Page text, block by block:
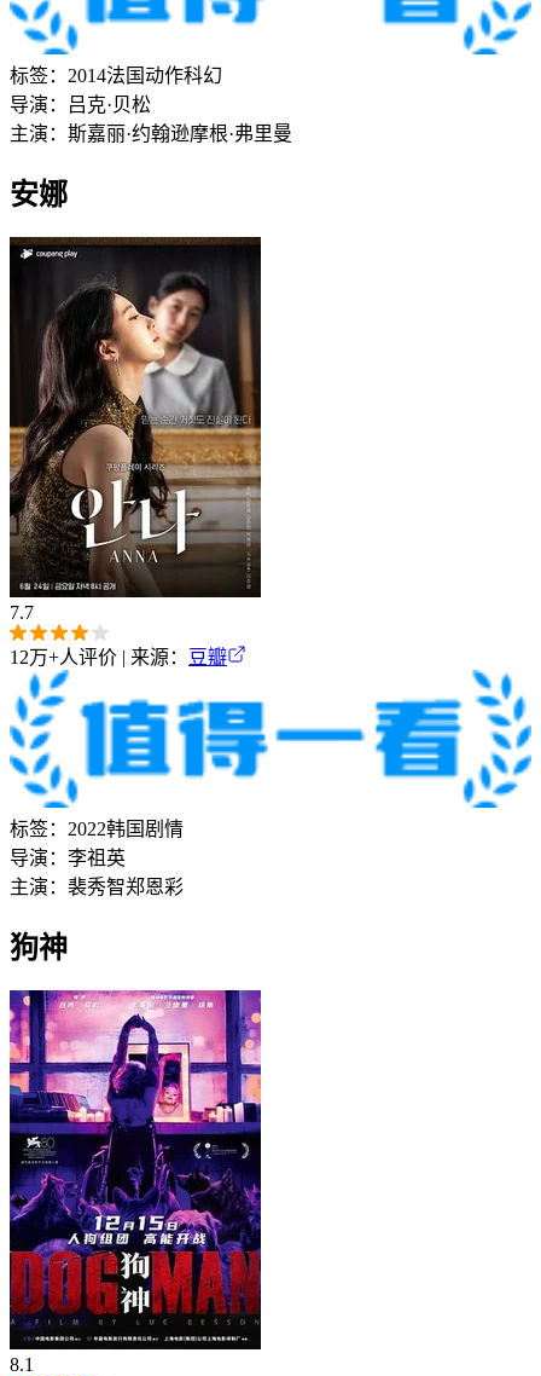
标签： 2014法国动作科幻
导演：
吕克·贝松
主演： 斯嘉丽·约翰逊摩根·弗里曼
安娜
7.7
12万+人评价 | 来源： 豆瓣
标签： 2022韩国 剧情
导演： 李祖英
主演： 裴秀智郑恩彩
狗神
8.1